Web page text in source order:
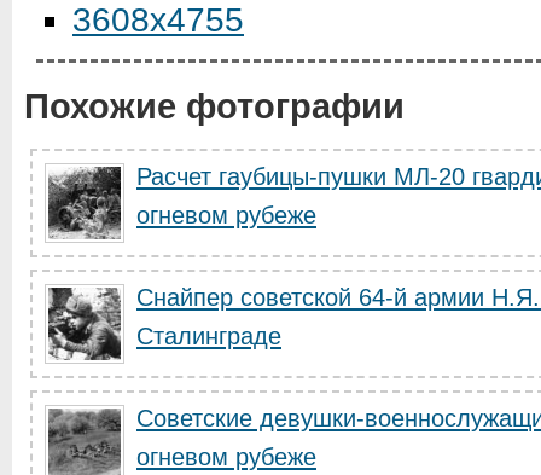
3608x4755
Похожие фотографии
Расчет гаубицы-пушки МЛ-20
огневом рубеже
Cнайпер советской 64-й армии
Сталинграде
Советские девушки-
огневом рубеже